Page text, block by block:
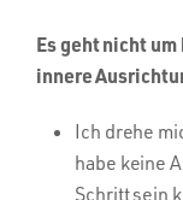
Es geht nicht
innere
Ich drehe
habe keine
Schritt sein